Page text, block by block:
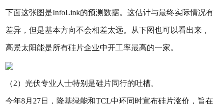
下面这张图是InfoLink的预测数据。这估计与最终实际情况有
差异，但是基本方向不会相差太远。从下图也可以看出来，
高景太阳能是所有硅片企业中开工率最高的一家。
（2）光伏专业人士特别是硅片同行的吐槽。
今年8月27日，隆基绿能和TCL中环同时宣布硅片涨价，旨在